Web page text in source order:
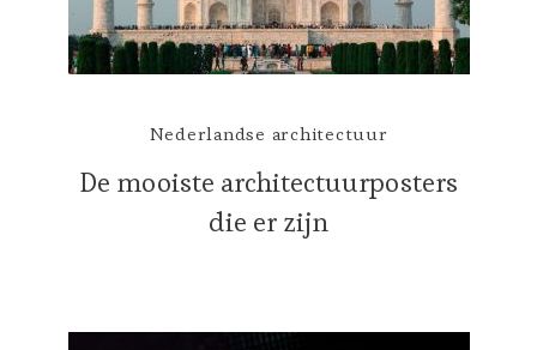
Nederlandse architectuur
De mooiste architectuurposters
die er zijn